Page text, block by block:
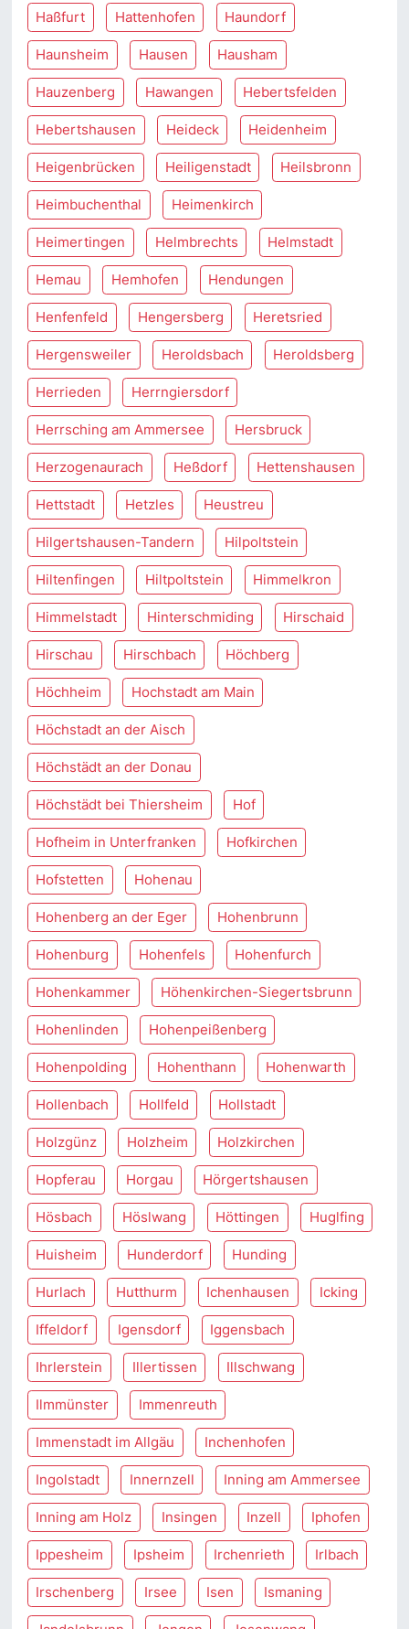
Haßfurt Hattenhofen Haundorf
Haunsheim Hausen Hausham
Hauzenberg Hawangen Hebertsfelden
Hebertshausen Heideck Heidenheim
Heigenbrücken Heiligenstadt Heilsbronn
Heimbuchenthal Heimenkirch
Heimertingen Helmbrechts Helmstadt
Hemau Hemhofen Hendungen
Henfenfeld Hengersberg Heretsried
Hergensweiler Heroldsbach Heroldsberg
Herrieden Herrngiersdorf
Herrsching am Ammersee Hersbruck
Herzogenaurach Heßdorf Hettenshausen
Hettstadt Hetzles Heustreu
Hilgertshausen-Tandern Hilpoltstein
Hiltenfingen Hiltpoltstein Himmelkron
Himmelstadt Hinterschmiding Hirschaid
Hirschau Hirschbach Höchberg
Höchheim Hochstadt am Main
Höchstadt an der Aisch
Höchstädt an der Donau
Höchstädt bei Thiersheim Hof
Hofheim in Unterfranken Hofkirchen
Hofstetten Hohenau
Hohenberg an der Eger Hohenbrunn
Hohenburg Hohenfels Hohenfurch
Hohenkammer Höhenkirchen-Siegertsbrunn
Hohenlinden Hohenpeißenberg
Hohenpolding Hohenthann Hohenwarth
Hollenbach Hollfeld Hollstadt
Holzgünz Holzheim Holzkirchen
Hopferau Horgau Hörgertshausen
Hösbach Höslwang Höttingen Huglfing
Huisheim Hunderdorf Hunding
Hurlach Hutthurm Ichenhausen Icking
Iffeldorf Igensdorf Iggensbach
Ihrlerstein Illertissen Illschwang
Ilmmünster Immenreuth
Immenstadt im Allgäu Inchenhofen
Ingolstadt Innernzell Inning am Ammersee
Inning am Holz Insingen Inzell Iphofen
Ippesheim Ipsheim Irchenrieth Irlbach
Irschenberg Irsee Isen Ismaning